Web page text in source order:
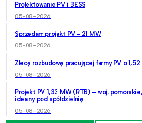
Projektowanie PV i BESS
05-08-2026
Sprzedam projekt PV - 21 MW
05-08-2026
Zlecę rozbudowę pracującej farmy PV o 1,52
05-08-2026
Projekt PV 1,33 MW (RTB) – woj.
idealny pod spółdzielnię
05-08-2026